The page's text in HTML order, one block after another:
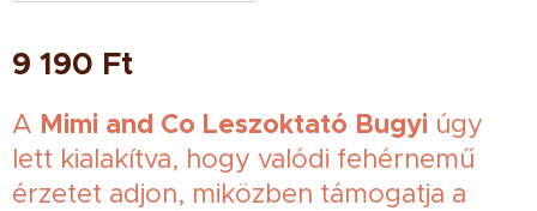
9 190 Ft
A Mimi and Co Leszoktató Bugyi úgy
lett kialakítva, hogy valódi fehérnemű
érzetet adjon, miközben támogatja a